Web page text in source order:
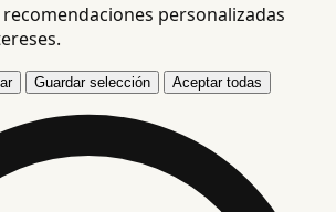
personalizadas
Guardar selección Aceptar todas